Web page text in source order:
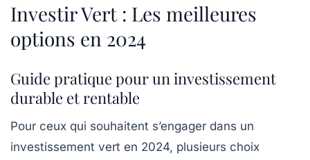
Investir Vert : Les meilleures
options en 2024
Guide pratique pour un investissement
durable et rentable
Pour ceux qui souhaitent s’engager dans un
investissement vert en 2024, plusieurs choix